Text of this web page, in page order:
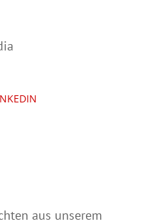
aus unserem